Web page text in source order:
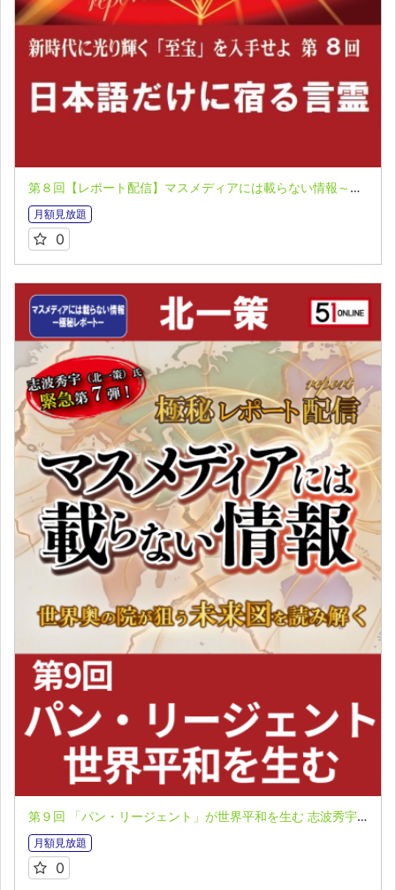
第８回【レポート配信】マスメディアには載らない情報～極秘レポート～ 北一策
月額見放題
0
第９回 「パン・リージェント」が世界平和を生む 志波秀宇（北一策）氏 マスメディアには載らない情報 極秘レポート第７弾
月額見放題
0